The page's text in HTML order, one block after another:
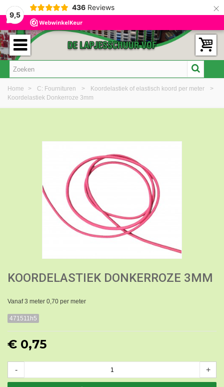
9,5
436 Reviews ×
Home > C: Fournituren > Koordelastiek of elastisch koord per meter
>
Koordelastiek Donkerroze 3mm
KOORDELASTIEK DONKERROZE 3MM
Vanaf 3 meter 0,70 per meter
471511h5
€ 0,75
- +